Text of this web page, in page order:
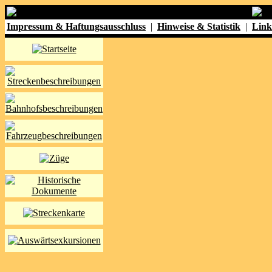
Impressum & Haftungsausschluss | Hinweise & Statistik |